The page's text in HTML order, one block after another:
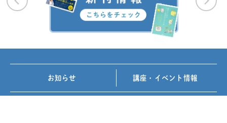
お知らせ 講座・イベント情報